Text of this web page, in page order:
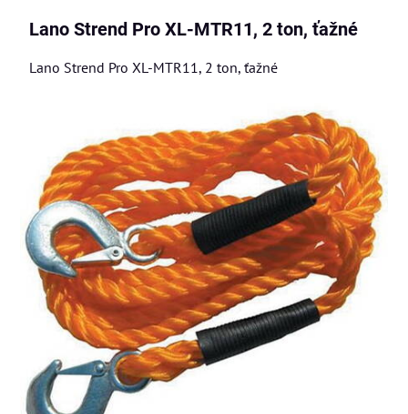
Lano Strend Pro XL-MTR11, 2 ton, ťažné
Lano Strend Pro XL-MTR11, 2 ton, ťažné